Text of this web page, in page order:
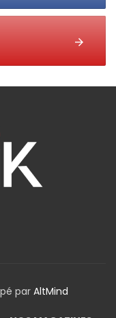
parAltMind